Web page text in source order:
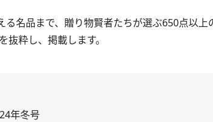
名品まで、贈り物賢者たちが選ぶ650点以上
粋し、掲載します。
年冬号